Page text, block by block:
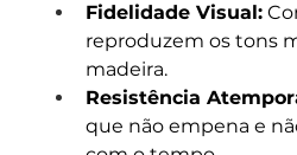
Fidelidade Visual:
reproduzem os tons
madeira.
Resistência
que não empena e